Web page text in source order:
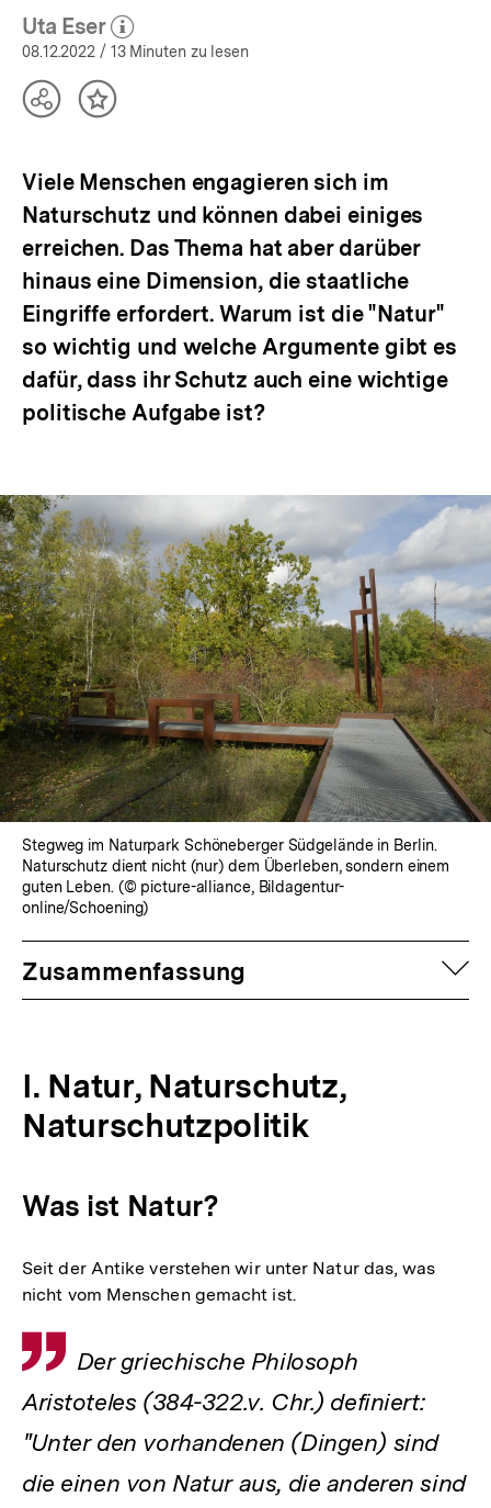
Uta Eser
(Mehr zum Autor)
öffnen
08.12.2022 / 13 Minuten zu lesen
TeilenInhalt
Viele Menschen engagieren sich im
Naturschutz und können dabei einiges
erreichen. Das Thema hat aber darüber
hinaus eine Dimension, die staatliche
Eingriffe erfordert. Warum ist die "Natur"
so wichtig und welche Argumente gibt es
dafür, dass ihr Schutz auch eine wichtige
politische Aufgabe ist?
Stegweg im Naturpark Schöneberger Südgelände in Berlin.
Naturschutz dient nicht (nur) dem Überleben, sondern einem
guten Leben. (© picture-alliance, Bildagentur-
online/Schoening)
Zusammenfassung
I. Natur, Naturschutz,
Naturschutzpolitik
Was ist Natur?
Seit der Antike verstehen wir unter Natur das, was
nicht vom Menschen gemacht ist.
Zitat
Der griechische Philosoph
Aristoteles (384-322.v. Chr.) definiert:
"Unter den vorhandenen (Dingen) sind
die einen von Natur aus, die anderen sind